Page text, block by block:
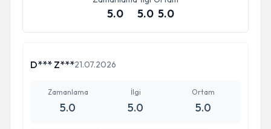
5.0 5.0 5.0
D*** Z***21.07.2026
Zamanlama
5.0
İlgi
5.0
Ortam
5.0